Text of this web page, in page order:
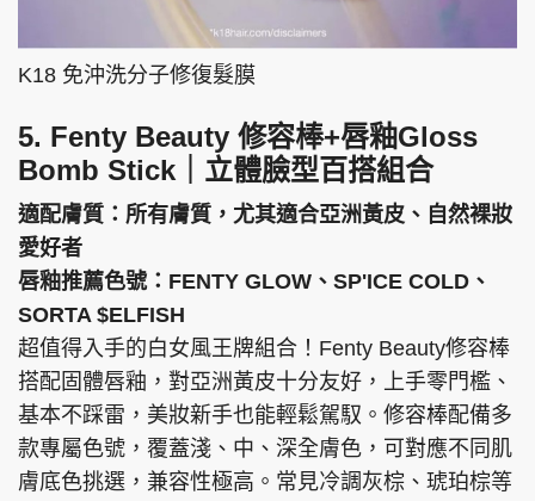
K18 免沖洗分子修復髮膜
5. Fenty Beauty 修容棒+唇釉Gloss
Bomb Stick｜立體臉型百搭組合
適配膚質：所有膚質，尤其適合亞洲黃皮、自然裸妝
愛好者
唇釉推薦色號：FENTY GLOW、SP'ICE COLD、
SORTA $ELFISH
超值得入手的白女風王牌組合！Fenty Beauty修容棒
搭配固體唇釉，對亞洲黃皮十分友好，上手零門檻、
基本不踩雷，美妝新手也能輕鬆駕馭。修容棒配備多
款專屬色號，覆蓋淺、中、深全膚色，可對應不同肌
膚底色挑選，兼容性極高。常見冷調灰棕、琥珀棕等